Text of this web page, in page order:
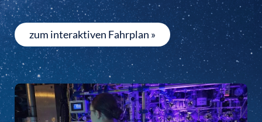
zum interaktiven Fahrplan »